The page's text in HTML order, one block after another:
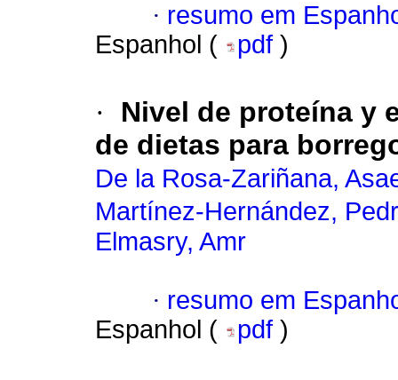
· resumo em
Espanhol (
pdf )
·
Nivel de proteína y
de dietas para
De la Rosa-Zariñana,
Martínez-Hernández,
Elmasry, Amr
· resumo em
Espanhol (
pdf )